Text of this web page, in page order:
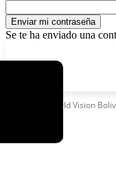
Se te ha enviado una
World Vision